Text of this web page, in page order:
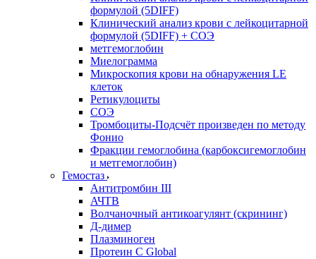
формулой (5DIFF)
Клинический анализ крови с лейкоцитарной
формулой (5DIFF) + СОЭ
метгемоглобин
Миелограмма
Микроскопия крови на обнаружения LE
клеток
Ретикулоциты
СОЭ
Тромбоциты-Подсчёт произведен по методу
Фонио
Фракции гемоглобина (карбоксигемоглобин
и метгемоглобин)
Гемостаз
Антитромбин III
АЧТВ
Волчаночный антикоагулянт (скрининг)
Д-димер
Плазминоген
Протеин C Global